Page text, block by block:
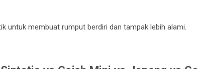
untuk membuat rumput berdiri dan tampak lebih alami.